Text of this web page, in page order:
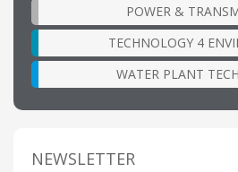
POWER &
TECHNOLOGY 4
WATER PLANT
NEWSLETTER